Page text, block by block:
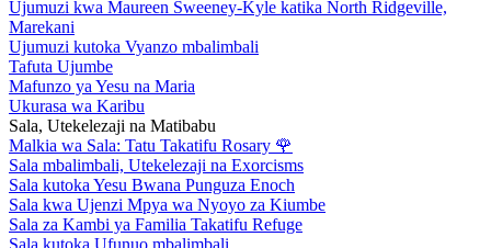
Ujumuzi kwa Maureen Sweeney-Kyle katika North Ridgeville,
Marekani
Ujumuzi kutoka Vyanzo mbalimbali
Tafuta Ujumbe
Mafunzo ya Yesu na Maria
Ukurasa wa Karibu
Sala, Utekelezaji na Matibabu
Malkia wa Sala: Tatu Takatifu Rosary 🌹
Sala mbalimbali, Utekelezaji na Exorcisms
Sala kutoka Yesu Bwana Punguza Enoch
Sala kwa Ujenzi Mpya wa Nyoyo za Kiumbe
Sala za Kambi ya Familia Takatifu Refuge
Sala kutoka Ufunuo mbalimbali